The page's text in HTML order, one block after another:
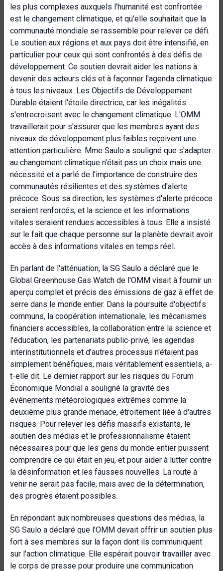
les plus complexes auxquels l'humanité est confrontée
est le changement climatique, et qu'elle souhaitait que la
communauté mondiale se rassemble pour relever ce défi.
Le soutien aux régions et aux pays doit être intensifié, en
particulier pour ceux qui sont confrontés à des défis de
développement. Ce soutien devrait aider les nations à
devenir des acteurs clés et à façonner l'agenda climatique
à tous les niveaux. Les Objectifs de Développement
Durable étaient l'étoile directrice, car les inégalités
s'entrecroisent avec le changement climatique. L'OMM
travaillerait pour s'assurer que les membres ayant des
niveaux de développement plus faibles reçoivent une
attention particulière. Mme Saulo a souligné que s'adapter
au changement climatique n'était pas un choix mais une
nécessité et a parlé de l'importance de construire des
communautés résilientes et des systèmes d'alerte
précoce. Sous sa direction, les systèmes d'alerte précoce
seraient renforcés, et la science et les informations
vitales seraient rendues accessibles à tous. Elle a insisté
sur le fait que chaque personne sur la planète devrait avoir
accès à des informations vitales en temps réel.
En parlant de l'atténuation, la SG Saulo a déclaré que le
Global Greenhouse Gas Watch de l'OMM visait à fournir un
aperçu complet et précis des émissions de gaz à effet de
serre dans le monde entier. Dans la poursuite d'objectifs
communs, la coopération internationale, les mécanismes
financiers accessibles, la collaboration entre la science et
l'éducation, les partenariats public-privé, les agendas
interinstitutionnels et d'autres processus n'étaient pas
simplement bénéfiques, mais véritablement essentiels, a-
t-elle dit. Le dernier rapport sur les risques du Forum
Économique Mondial a souligné la gravité des
événements météorologiques extrêmes comme la
deuxième plus grande menace, étroitement liée à d'autres
risques. Pour relever les défis massifs existants, le
soutien des médias et le professionnalisme étaient
nécessaires pour que les gens du monde entier puissent
comprendre ce qui était en jeu, et pour aider à lutter contre
la désinformation et les fausses nouvelles. La route à
venir ne serait pas facile, mais avec de la détermination,
des progrès étaient possibles.
En répondant aux nombreuses questions des médias, la
SG Saulo a déclaré que l'OMM devait offrir un soutien plus
fort à ses membres sur la façon dont ils communiquent
sur l'action climatique. Elle espérait pouvoir travailler avec
le corps de presse pour produire une communication